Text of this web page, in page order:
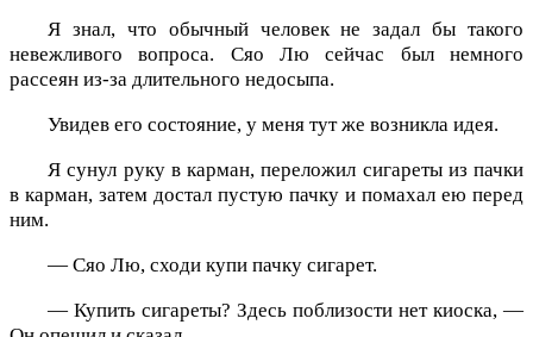
Я знал, что обычный человек не задал бы такого
невежливого вопроса. Сяо Лю сейчас был немного
рассеян из-за длительного недосыпа.
Увидев его состояние, у меня тут же возникла идея.
Я сунул руку в карман, переложил сигареты из пачки
в карман, затем достал пустую пачку и помахал ею перед
ним.
— Сяо Лю, сходи купи пачку сигарет.
— Купить сигареты? Здесь поблизости нет киоска, —